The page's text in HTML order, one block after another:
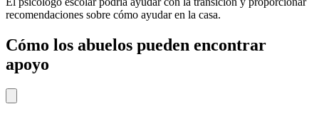
recomendaciones sobre cómo ayudar en la casa.
Cómo los abuelos pueden encontrar
apoyo